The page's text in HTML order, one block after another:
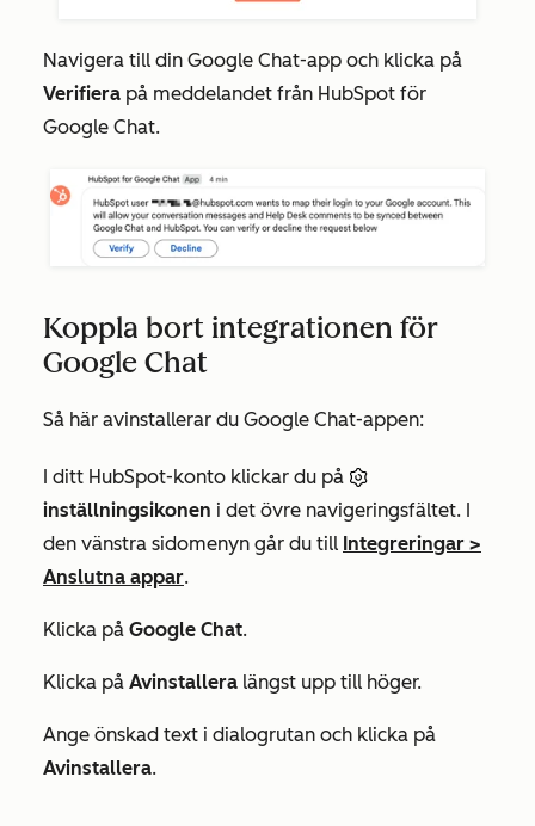
Navigera till din Google Chat-app och klicka på
Verifiera på meddelandet från HubSpot för
Google Chat.
Koppla bort integrationen för
Google Chat
Så här avinstallerar du Google Chat-appen:
I ditt HubSpot-konto klickar du på
inställningsikonen i det övre navigeringsfältet. I
den vänstra sidomenyn går du till Integreringar >
Anslutna appar.
Klicka på Google Chat.
Klicka på Avinstallera längst upp till höger.
Ange önskad text i dialogrutan och klicka på
Avinstallera.